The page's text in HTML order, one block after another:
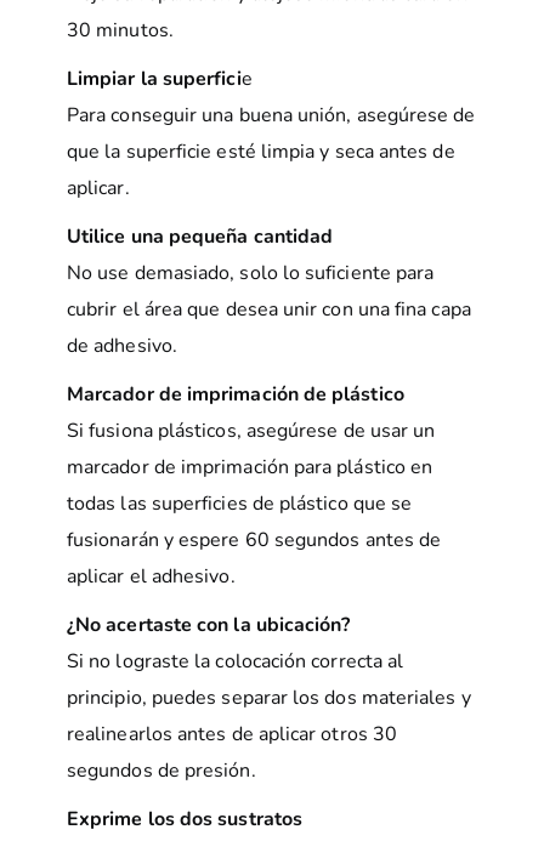
30 minutos.
Limpiar la superficie
Para conseguir una buena unión, asegúrese de
que la superficie esté limpia y seca antes de
aplicar.
Utilice una pequeña cantidad
No use demasiado, solo lo suficiente para
cubrir el área que desea unir con una fina capa
de adhesivo.
Marcador de imprimación de plástico
Si fusiona plásticos, asegúrese de usar un
marcador de imprimación para plástico en
todas las superficies de plástico que se
fusionarán y espere 60 segundos antes de
aplicar el adhesivo.
¿No acertaste con la ubicación?
Si no lograste la colocación correcta al
principio, puedes separar los dos materiales y
realinearlos antes de aplicar otros 30
segundos de presión.
Exprime los dos sustratos